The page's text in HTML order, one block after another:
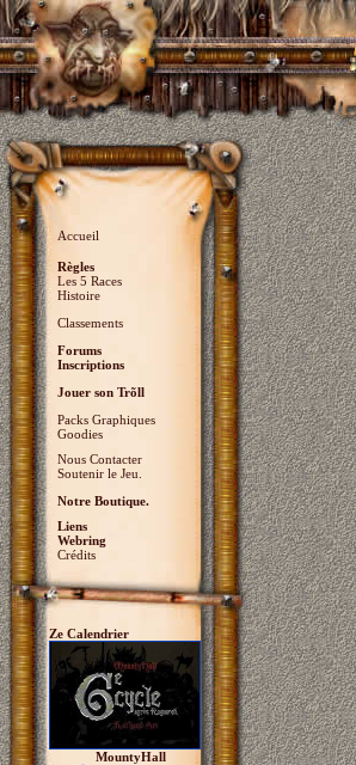
Accueil
Règles
Les 5 Races
Histoire
Classements
Forums
Inscriptions
Jouer son Trõll
Packs Graphiques
Goodies
Nous Contacter
Soutenir le Jeu.
Notre Boutique.
Liens
Webring
Crédits
Ze Calendrier
MountyHall